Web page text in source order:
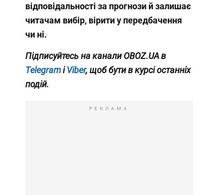
відповідальності за прогнози й залишає
читачам вибір, вірити у передбачення
чи ні.
Підписуйтесь на канали OBOZ.UA в
TelegramіViber, щоб бути в курсі останніх
подій.
РЕКЛАМА